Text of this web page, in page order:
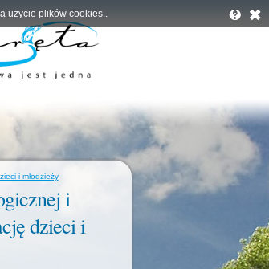
i młodzieży
i
dzieci i
użycie plików cookies..